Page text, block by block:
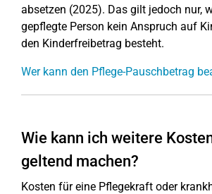
absetzen (2025). Das gilt jedoch nur,
gepflegte Person kein Anspruch auf
den Kinderfreibetrag besteht.
Wer kann den Pflege-Pauschbetrag
Wie kann ich weitere
geltend machen?
Kosten für eine Pflegekraft oder